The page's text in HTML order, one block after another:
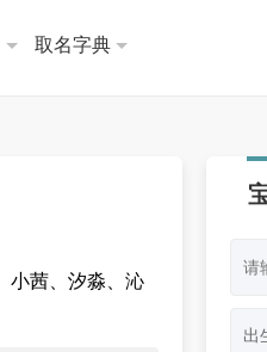
取名字典
小茜、汐淼、沁
出